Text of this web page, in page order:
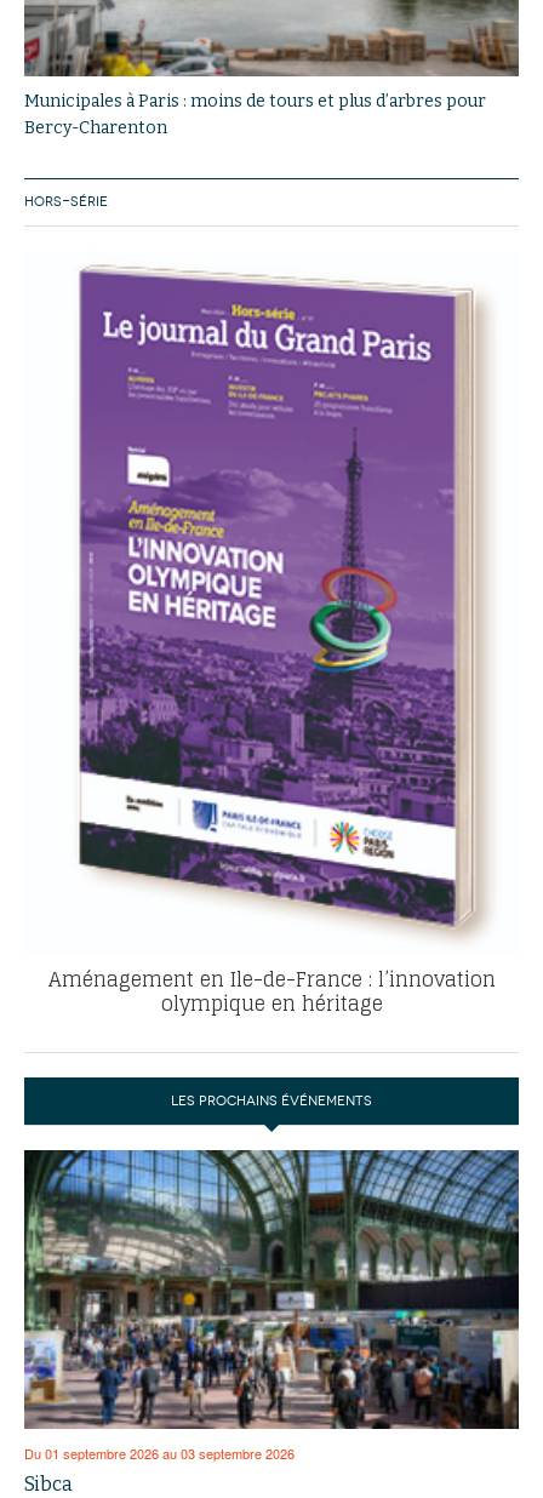
Municipales à Paris : moins de tours et plus d’arbres pour
Bercy-Charenton
HORS-SÉRIE
Aménagement en Ile-de-France : l’innovation
olympique en héritage
LES PROCHAINS ÉVÉNEMENTS
Du 01 septembre 2026 au 03 septembre 2026
Sibca